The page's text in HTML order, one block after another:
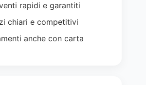
rapidi e garantiti
chiari e competitivi
anche con carta